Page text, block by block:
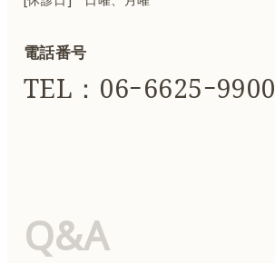
電話番号
TEL：06ｰ6625ｰ9900
Q&A